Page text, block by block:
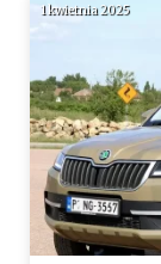
1 kwietnia 2025